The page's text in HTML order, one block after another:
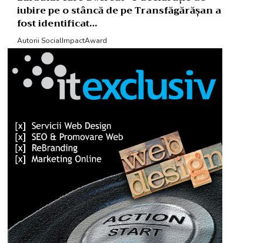
iubire pe o stâncă de pe Transfăgărășan a
fost identificat…
Autorii SocialImpactAward